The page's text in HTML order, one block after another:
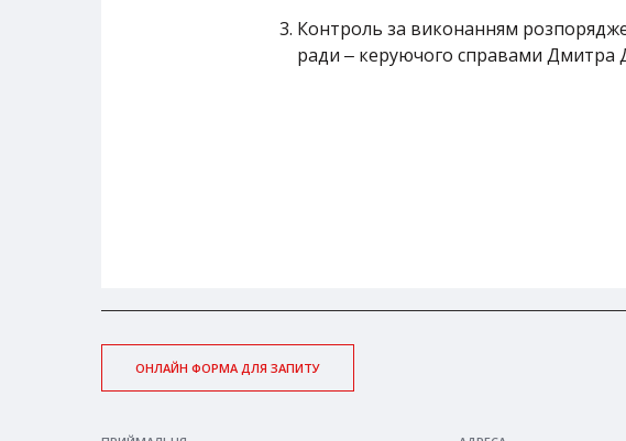
Контроль за виконанням
ради ‒ керуючого справами Дмитра
ОНЛАЙН ФОРМА ДЛЯ ЗАПИТУ